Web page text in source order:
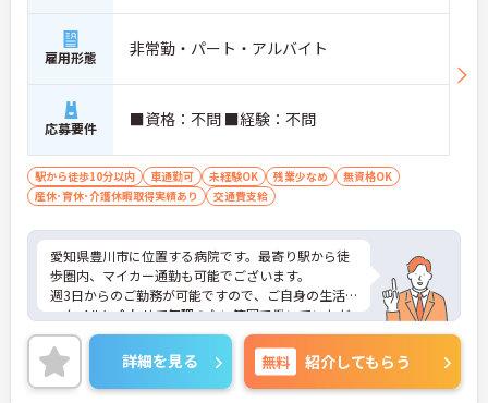
雇用形態 非常勤・パート・アルバイト
応募要件 ■資格：不問 ■経験：不問
駅から徒歩10分以内 車通勤可 未経験OK 残業少なめ
無資格OK
産休･育休･介護休暇取得実績あり
交通費支給
愛知県豊川市に位置する病院です。最寄り駅から徒
歩圏内、マイカー通勤も可能でございます。
週3日からのご勤務が可能ですので、ご自身の生活
スタイルに合わせて無理のない範囲で働いていただ
けます。
ご興味のある方には、面接対策ポイントなど、さら
に詳細をお話しいたしますのでお気軽にご相談くだ
さい！
詳細を見る 無料 紹介してもらう